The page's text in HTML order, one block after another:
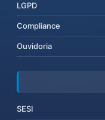
LGPD
Compliance
Ouvidoria
SESI